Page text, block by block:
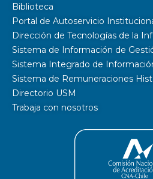
Biblioteca
Portal de Autoservicio
Dirección de Tecnologías de la
Sistema de Información de
Sistema Integrado de
Sistema de Remuneraciones
Directorio USM
Trabaja con nosotros